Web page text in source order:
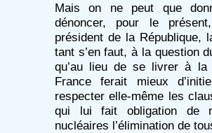
Mais on ne peut que
dénoncer, pour le
président de la République,
tant s’en faut, à la question
qu’au lieu de se livrer à
France ferait mieux
respecter elle-même les
qui lui fait obligation de
nucléaires l’élimination de